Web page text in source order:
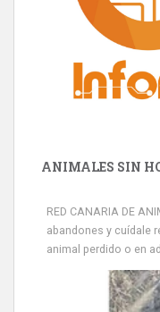
ANIMALES SIN
RED CANARIA DE
abandones y cuídale
animal perdido o en